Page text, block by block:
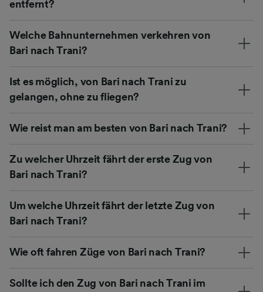
entfernt?
Welche Bahnunternehmen verkehren von
Bari nach Trani?
Ist es möglich, von Bari nach Trani zu
gelangen, ohne zu fliegen?
Wie reist man am besten von Bari nach Trani?
Zu welcher Uhrzeit fährt der erste Zug von
Bari nach Trani?
Um welche Uhrzeit fährt der letzte Zug von
Bari nach Trani?
Wie oft fahren Züge von Bari nach Trani?
Sollte ich den Zug von Bari nach Trani im